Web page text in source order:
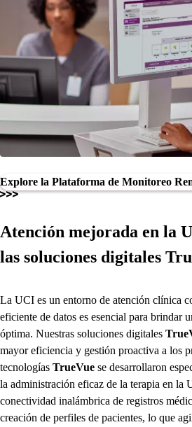
Explore la Plataforma de Monitoreo
Atención mejorada en la
las soluciones digitales
La UCI es un entorno de atención clínica
eficiente de datos es esencial para brindar
óptima. Nuestras soluciones digitales
mayor eficiencia y gestión proactiva a los
tecnologías TrueVue se desarrollaron
la administración eficaz de la terapia en la
conectividad inalámbrica de registros
creación de perfiles de pacientes, lo que